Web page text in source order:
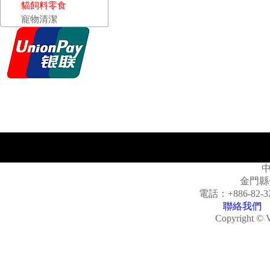
貓飼料零食
寵物清潔
金門
電話： +886-82-
聯絡我們
Copyright ©